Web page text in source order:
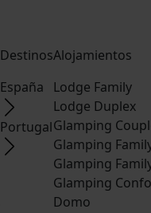
Destinos
España
Portugal
Alojamientos
Lodge Family
Lodge Duplex
Glamping
Glamping
Glamping
Glamping
Domo